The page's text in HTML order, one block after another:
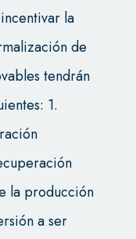
la
de
tendrán
1.
la producción
a ser